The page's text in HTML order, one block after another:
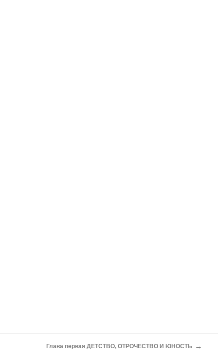
Глава первая ДЕТСТВО, ОТРОЧЕСТВО И ЮНОСТЬ →